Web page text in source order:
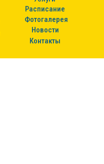
Расписание
Фотогалерея
Новости
Контакты